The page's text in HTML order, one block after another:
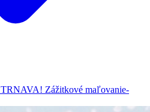
TRNAVA! Zážitkové maľovanie-